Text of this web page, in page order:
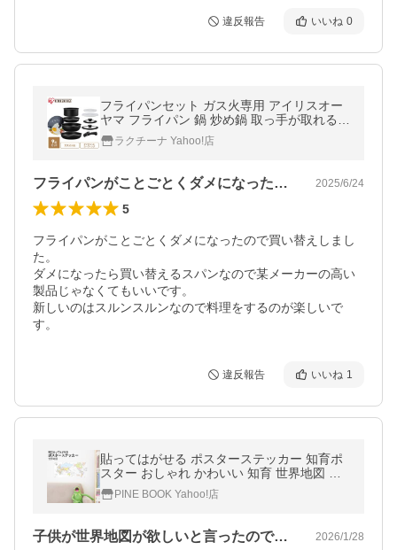
違反報告 いいね 0
フライパンセット ガス火専用 アイリスオー
ヤマ フライパン 鍋 炒め鍋 取っ手が取れる
高耐久4層構造 ダイヤモンドコートパン NTF
-SEG9 *
ラクチーナ Yahoo!店
フライパンがことごとくダメになったので… 2025/6/24
5
フライパンがことごとくダメになったので買い替えしまし
た。
ダメになったら買い替えるスパンなので某メーカーの高い
製品じゃなくてもいいです。
新しいのはスルンスルンなので料理をするのが楽しいで
す。
違反報告 いいね 1
貼ってはがせる ポスターステッカー 知育ポ
スター おしゃれ かわいい 知育 世界地図 ウ
ォールステッカー 夏休み シール 自由研究
PINE BOOK Yahoo!店
子供が世界地図が欲しいと言ったので、購… 2026/1/28